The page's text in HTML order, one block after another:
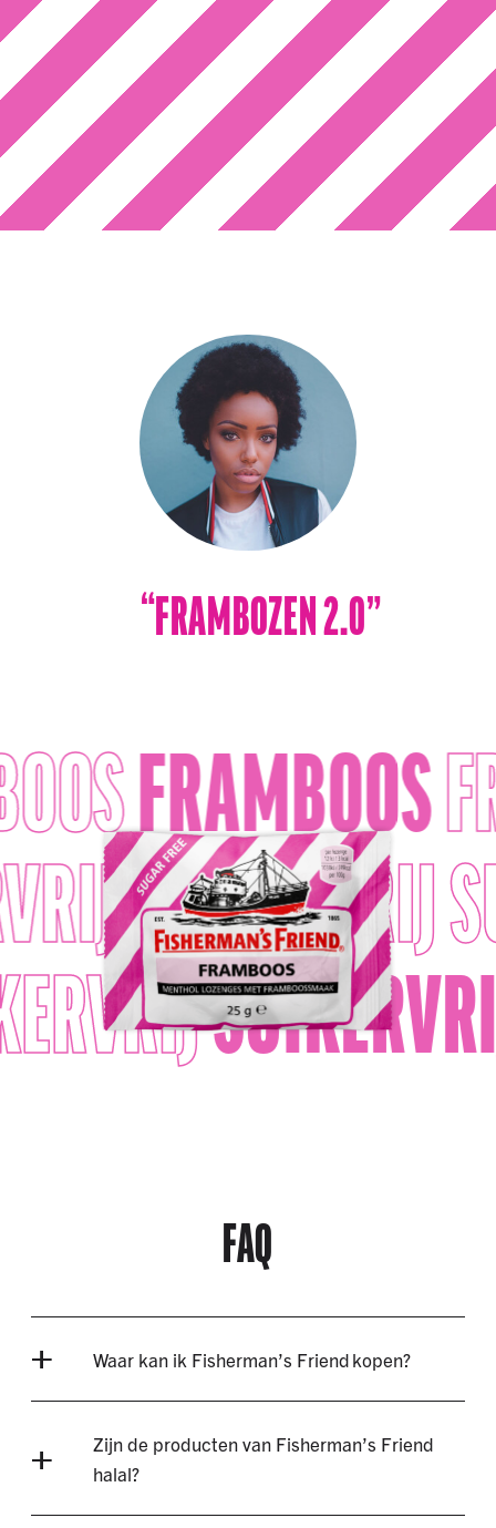
WOW!
De heerlijke
framboossmaak!
“FRAMBOZEN 2.0”
FRAMBOOS
SUIKERVRIJ
FAQ
Waar kan ik Fisherman’s Friend kopen?
Zijn de producten van Fisherman’s Friend
halal?